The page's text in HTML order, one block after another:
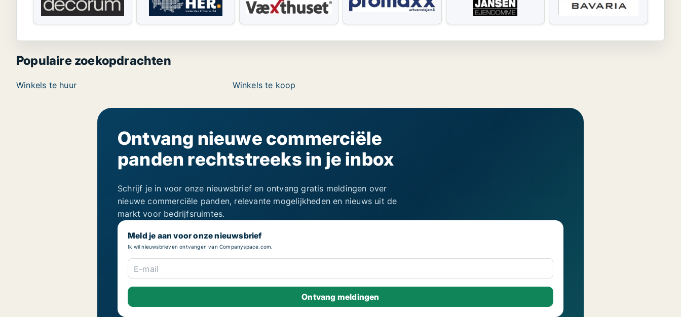
Populaire zoekopdrachten
Winkels te huur Winkels te koop
Ontvang nieuwe commerciële
panden rechtstreeks in je inbox
Schrijf je in voor onze nieuwsbrief en ontvang gratis meldingen over
nieuwe commerciële panden, relevante mogelijkheden en nieuws uit de
markt voor bedrijfsruimtes.
Meld je aan voor onze nieuwsbrief
Ik wil nieuwsbrieven ontvangen van Companyspace.com.
E-mail